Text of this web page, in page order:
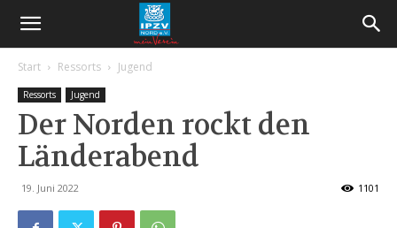
Start Ressorts Jugend
Ressorts Jugend
Der Norden rockt den
Länderabend
19. Juni 2022 1101